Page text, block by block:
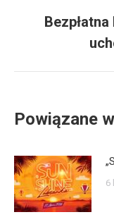
Powiązane
6